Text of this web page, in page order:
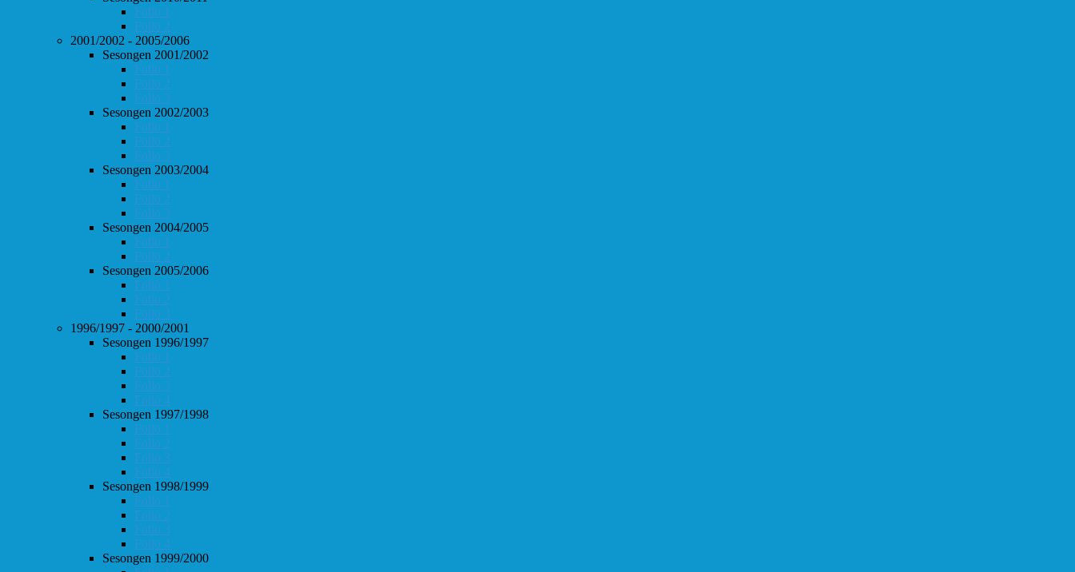
Follo 1
Follo 2
2001/2002 - 2005/2006
Sesongen 2001/2002
Follo 1
Follo 2
Follo 3
Sesongen 2002/2003
Follo 1
Follo 2
Follo 3
Sesongen 2003/2004
Follo 1
Follo 2
Follo 3
Sesongen 2004/2005
Follo 1
Follo 2
Sesongen 2005/2006
Follo 1
Follo 2
Follo 3
1996/1997 - 2000/2001
Sesongen 1996/1997
Follo 1
Follo 2
Follo 3
Follo 4
Sesongen 1997/1998
Follo 1
Follo 2
Follo 3
Follo 4
Sesongen 1998/1999
Follo 1
Follo 2
Follo 3
Follo 4
Sesongen 1999/2000